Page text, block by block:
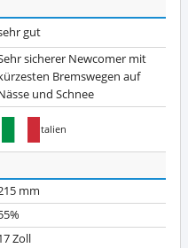
gut
sicherer Newcomer mit
Bremswegen auf
und Schnee
Italien
mm
Zoll